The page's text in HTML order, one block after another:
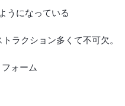
うになっている
ラクション多くて不可欠。
ォーム